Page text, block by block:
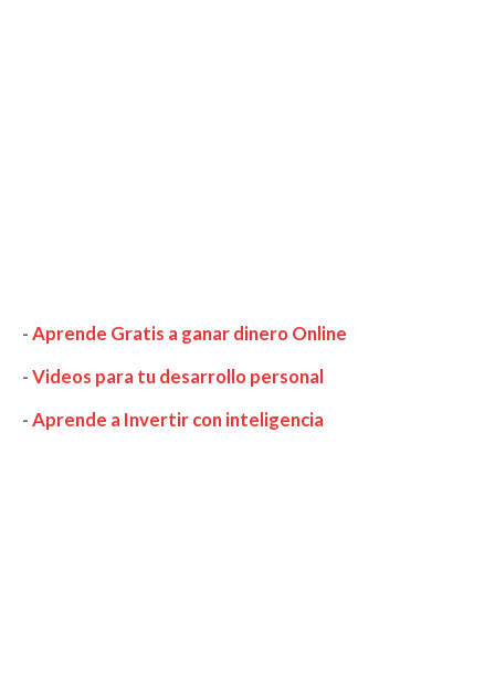
-Aprende Gratis a ganar dinero Online
-Videos para tu desarrollo personal
-Aprende a Invertir con inteligencia